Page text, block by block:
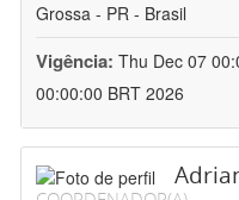
Grossa - PR - Brasil
Vigência: Thu Dec 07
00:00:00 BRT 2026